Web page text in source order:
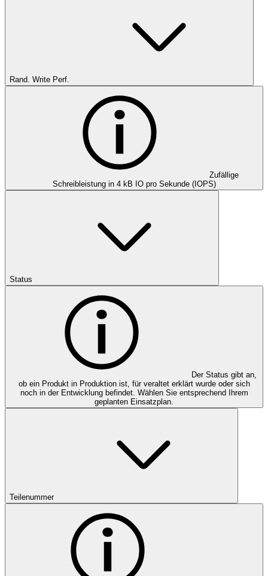
Rand. Write Perf.
Zufällige
Schreibleistung in 4 kB IO pro Sekunde (IOPS)
Status
Der Status gibt an,
ob ein Produkt in Produktion ist, für veraltet erklärt wurde oder sich
noch in der Entwicklung befindet. Wählen Sie entsprechend Ihrem
geplanten Einsatzplan.
Teilenummer